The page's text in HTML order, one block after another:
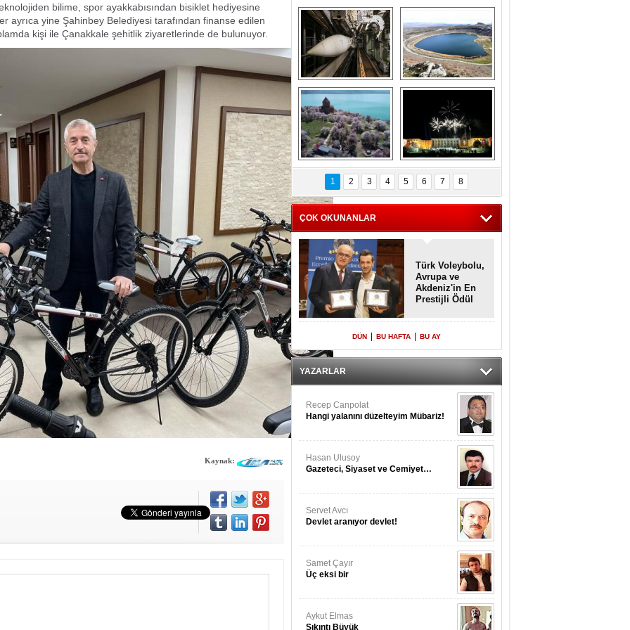
bilime, spor ayakkabısından bisiklet hediyesine
ayrıca yine Şahinbey Belediyesi tarafından finanse edilen
kişi ile Çanakkale şehitlik ziyaretlerinde de bulunuyor.
Kaynak:
Askeri gemi
mezarlığındaki terk
edilmiş gemilerin
etkileyici
görüntüleri
Kapadokya'nın
ilkbaharda bir başka
güzel
Ziyaretçisiz kalan
Akdamar Adası
badem çiçekleri ile
görsel bir güzellik
Haftanın
fotoğrafları
1 2 3 4 5 6 7 8
ÇOK OKUNANLAR
Türk Voleybolu,
Avrupa ve
Akdeniz'in En
Prestijli Ödül
Yeniden Onur
Konuğu
DÜN BU HAFTA BU AY
YAZARLAR
Recep Canpolat
Hangi yalanını düzelteyim Mübariz!
Hasan Ulusoy
Gazeteci, Siyaset ve Cemiyet…
Servet Avcı
Devlet aranıyor devlet!
Samet Çayır
Üç eksi bir
Aykut Elmas
Sıkıntı Büyük